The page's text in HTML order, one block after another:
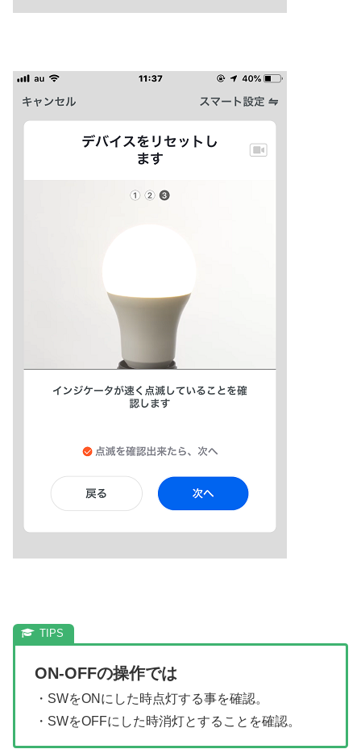
ON-OFFの操作では
・SWをONにした時点灯する事を確認。
・SWをOFFにした時消灯とすることを確認。